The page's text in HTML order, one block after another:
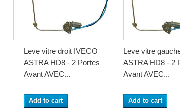
Leve vitre droit IVECO
ASTRA HD8 - 2 Portes
Avant AVEC...
Add to cart
Leve vitre
ASTRA HD8 - 2
Avant AVEC...
Add to cart